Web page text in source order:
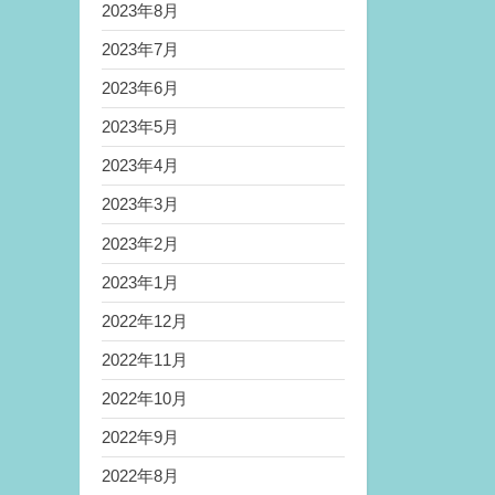
2023年8月
2023年7月
2023年6月
2023年5月
2023年4月
2023年3月
2023年2月
2023年1月
2022年12月
2022年11月
2022年10月
2022年9月
2022年8月